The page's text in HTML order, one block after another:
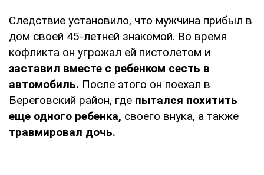
Следствие установило, что мужчина прибыл в
дом своей 45-летней знакомой. Во время
кофликта он угрожал ей пистолетом и
заставил вместе с ребенком сесть в
автомобиль. После этого он поехал в
Береговский район, где пытался похитить
еще одного ребенка, своего внука, а также
травмировал дочь.